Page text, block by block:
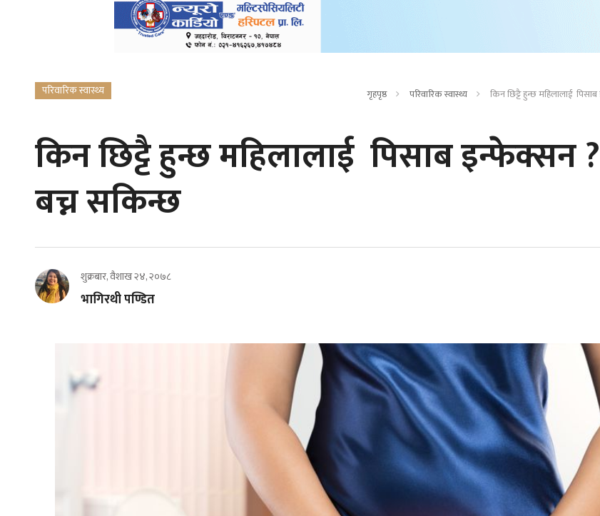
परिवारिक स्वास्थ्य गृहपृष्ठ परिवारिक स्वास्थ्य किन छिट्टै हुन्छ महिलालाई
किन छिट्टै हुन्छ महिलालाई पिसाब इन्फेक्सन
बच्न सकिन्छ
शुक्रबार, वैशाख २४, २०७८
भागिरथी पण्डित